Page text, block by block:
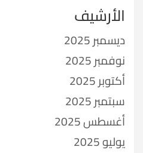
الأرشيف
ديسمبر 2025
نوفمبر 2025
أكتوبر 2025
سبتمبر 2025
أغسطس 2025
يوليو 2025